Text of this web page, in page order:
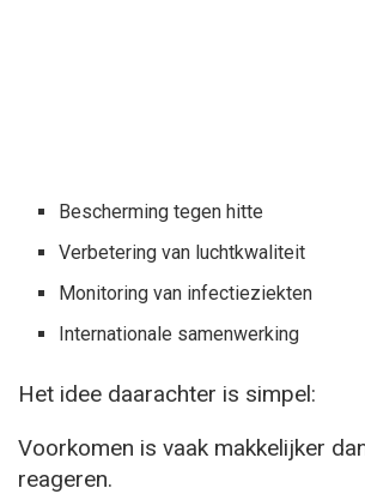
Bescherming tegen hitte
Verbetering van luchtkwaliteit
Monitoring van infectieziekten
Internationale samenwerking
Het idee daarachter is simpel:
Voorkomen is vaak makkelijker
reageren.